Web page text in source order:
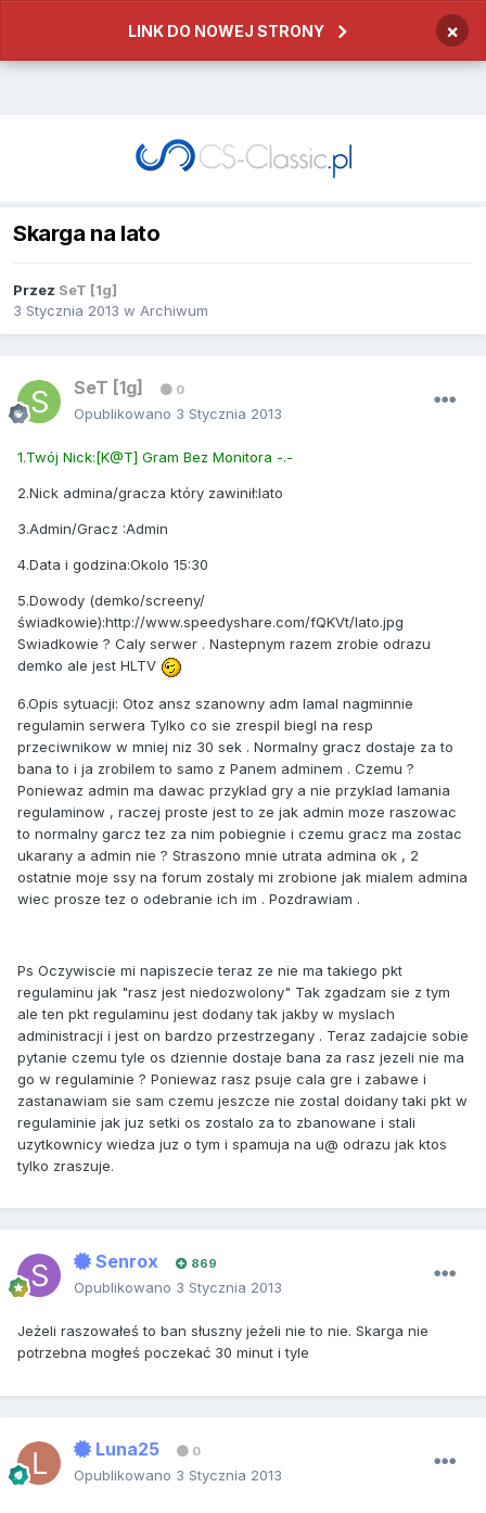
LINK DO NOWEJ STRONY ×
Skarga na lato
Przez SeT [1g]
3 Stycznia 2013 w Archiwum
SeT [1g] 0
Opublikowano 3 Stycznia 2013
1.Twój Nick:[K@T] Gram Bez Monitora -.-
2.Nick admina/gracza który zawinił:lato
3.Admin/Gracz :Admin
4.Data i godzina:Okolo 15:30
5.Dowody (demko/screeny/
świadkowie):http://www.speedyshare.com/fQKVt/lato.jpg
Swiadkowie ? Caly serwer . Nastepnym razem zrobie odrazu
demko ale jest HLTV
6.Opis sytuacji: Otoz ansz szanowny adm lamal nagminnie
regulamin serwera Tylko co sie zrespil biegl na resp
przeciwnikow w mniej niz 30 sek . Normalny gracz dostaje za to
bana to i ja zrobilem to samo z Panem adminem . Czemu ?
Poniewaz admin ma dawac przyklad gry a nie przyklad lamania
regulaminow , raczej proste jest to ze jak admin moze raszowac
to normalny garcz tez za nim pobiegnie i czemu gracz ma zostac
ukarany a admin nie ? Straszono mnie utrata admina ok , 2
ostatnie moje ssy na forum zostaly mi zrobione jak mialem admina
wiec prosze tez o odebranie ich im . Pozdrawiam .
Ps Oczywiscie mi napiszecie teraz ze nie ma takiego pkt
regulaminu jak "rasz jest niedozwolony" Tak zgadzam sie z tym
ale ten pkt regulaminu jest dodany tak jakby w myslach
administracji i jest on bardzo przestrzegany . Teraz zadajcie sobie
pytanie czemu tyle os dziennie dostaje bana za rasz jezeli nie ma
go w regulaminie ? Poniewaz rasz psuje cala gre i zabawe i
zastanawiam sie sam czemu jeszcze nie zostal doidany taki pkt w
regulaminie jak juz setki os zostalo za to zbanowane i stali
uzytkownicy wiedza juz o tym i spamuja na u@ odrazu jak ktos
tylko zraszuje.
Senrox 869
Opublikowano 3 Stycznia 2013
Jeżeli raszowałeś to ban słuszny jeżeli nie to nie. Skarga nie
potrzebna mogłeś poczekać 30 minut i tyle
Luna25 0
Opublikowano 3 Stycznia 2013